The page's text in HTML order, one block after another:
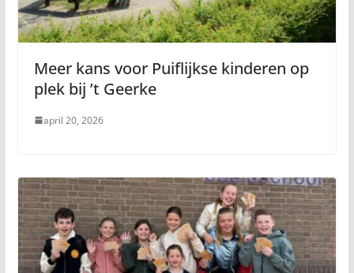
Meer kans voor Puiflijkse kinderen op
plek bij ’t Geerke
april 20, 2026